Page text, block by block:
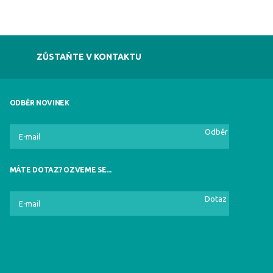
ZŮSTAŇTE V KONTAKTU
ODBĚR NOVINEK
Odběr
MÁTE DOTAZ? OZVEME SE...
Dotaz